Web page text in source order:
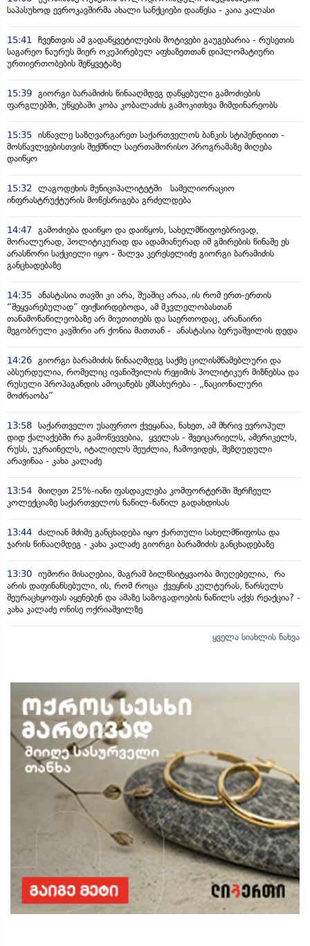
საპასუხოდ ევროკავშირმა ახალი სანქციები დააწესა - კაია კალასი
15:41
ჩვენთვის ამ გადაწყვეტილების მოტივები გაუგებარია - რუსეთის
საგარეო ნაურუს მიერ ოკუპირებულ აფხაზეთთან დიპლომატიური
ურთიერთობების შეწყვეტაზე
15:39 გიორგი ბარამიძის წინააღმდეგ დაწყებული გამოძიების
ფარგლებში, უწყებაში კობა კობალაძის გამოკითხვა მიმდინარეობს
15:35 ისწავლე საზღვარგარეთ საქართველოს ბანკის სტიპენდიით -
მოსწავლეებისთვის შექმნილ საერთაშორისო პროგრამაზე მიღება
დაიწყო
15:32
ლაგოდეხის მუნიციპალიტეტში სამელიორაციო
ინფრასტრუქტურის მოწესრიგება გრძელდება
14:47 გამოძიება დაიწყო და დაიწყოს, სახელმწიფოებრივად,
მორალურად, პოლიტიკურად და ადამიანურად იმ გმირების წინაშე ეს
არასწორი საქციელი იყო - შალვა კერესელიძე გიორგი ბარამიძის
განცხადებაზე
14:35 ანასტასია თავში კი არა, შუაშიც არაა,.ის რომ ერთ-ერთის
“შეყვარებულად” ფიქსირდებოდა, ამ მკვლელობასთან
თანამონაწილეობაზე არ მიუთითებს და საერთოდაც, არანაირი
მეგობრული კავშირი არ ქონია მათთან - ანასტასია ბერუაშვილის დედა
14:26 გიორგი ბარამიძის წინააღმდეგ საქმე ცილისმწამებლური და
აბსურდულია, რომელიც ივანიშვილის რეჟიმის პოლიტიკურ მიზნებსა და
რუსული პროპაგანდის ამოცანებს ემსახურება - „ნაციონალური
მოძრაობა”
13:58 საქართველო უსაფრთო ქვეყანაა, ნახეთ, ამ მხრივ ევროპულ
დიდ ქალაქებში რა გამოწვევებია, ყველას - შვეიცარიელს, ამერიკელს,
რუსს, უკრაინელს, იტალიელს შეუძლია, ჩამოვიდეს, შეზღუდული
არავინაა - კახა კალაძე
13:54 მიიღეთ 25%-იანი ფასდაკლება კომფორტერში შერჩეულ
კოლექციაზე საქართველოს ნაწილ-ნაწილ გადახდისას
13:44 ძალიან მძიმე განცხადება იყო ქართული სახელმწიფოსა და
ჯარის წინააღმდეგ - კახა კალაძე გიორგი ბარამიძის განცხადებაზე
13:30 იუმორი მისაღებია, მაგრამ ბილწსიტყვაობა მიუღებელია, რა
არის დაფინანსებული, ის, რომ როცა ქვეყნის კულტურას, წარსულს
შეურაცხყოფას აყენებენ და ამაზე საზოგადოების ნაწილს აქვს რეაქცია? -
კახა კალაძე ონისე ოქრიაშვილზე
ყველა სიახლის ნახვა